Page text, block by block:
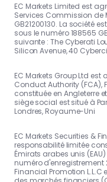
EC Markets Limited est
Services Commission de
GB21200130. La société
sous le numéro 188565
suivante : The Cyberati
Silicon Avenue, 40
EC Markets Group Ltd
Conduct Authority (FCA),
constituée en Angleterre
siège social est situé à
Londres, Royaume-Uni
EC Markets Securities &
responsabilité limitée
Émirats arabes unis
numéro d'enregistrement
Financial Promotion L.L.C